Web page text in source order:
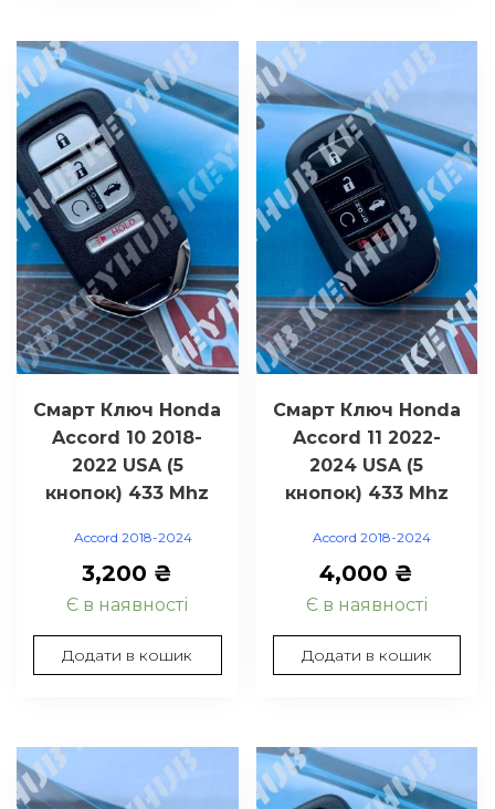
Смарт Ключ Honda
Accord 10 2018-
2022 USA (5
кнопок) 433 Mhz
Accord 2018-2024
3,200 ₴
Є в наявності
Додати в кошик
Смарт Ключ Honda
Accord 11 2022-
2024 USA (5
кнопок) 433 Mhz
Accord 2018-2024
4,000 ₴
Є в наявності
Додати в кошик